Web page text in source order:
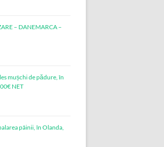
– DANEMARCA –
mușchi de pădure, în
NET
pâinii, în Olanda,